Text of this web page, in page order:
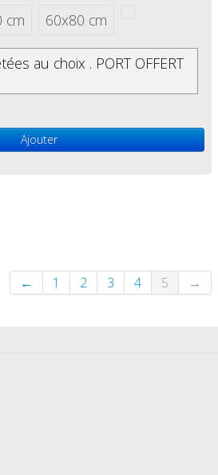
cm 60x80 cm
au choix . PORT OFFERT
Ajouter
← 1 2 3 4 5 →